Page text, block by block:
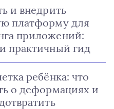
и внедрить
платформу для
приложений:
практичный гид
ребёнка: что
о деформациях и